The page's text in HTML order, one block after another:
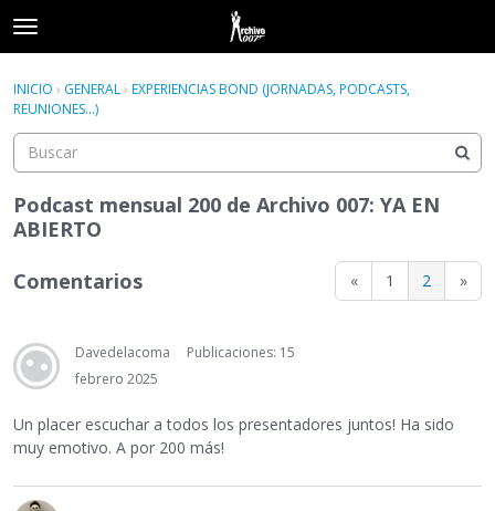
t
o
g
g
l
e
m
e
n
Acceder Registrarse
Categorías
Hilos
Acceder Registrarse
INICIO › GENERAL› EXPERIENCIAS BOND (JORNADAS, PODCASTS,
REUNIONES...)
Podcast mensual 200 de Archivo 007: YA EN
ABIERTO
« 1 2 »
Comentarios
Davedelacoma
Publicaciones: 15
febrero 2025
Un placer escuchar a todos los presentadores juntos! Ha sido
muy emotivo. A por 200 más!